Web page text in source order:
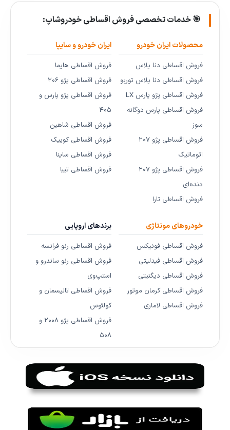
🎯 خدمات تخصصی فروش اقساطی خودروشاپ:
محصولات ایران خودرو
فروش اقساطی دنا پلاس
فروش اقساطی دنا پلاس توربو
فروش اقساطی پژو پارس LX
فروش اقساطی پارس دوگانه
سوز
فروش اقساطی پژو ۲۰۷
اتوماتیک
فروش اقساطی پژو ۲۰۷
دنده‌ای
فروش اقساطی تارا
ایران خودرو و سایپا
فروش اقساطی هایما
فروش اقساطی پژو ۲۰۶
فروش اقساطی پژو پارس و
۴۰۵
فروش اقساطی شاهین
فروش اقساطی کوییک
فروش اقساطی ساینا
فروش اقساطی تیبا
خودروهای مونتاژی
فروش اقساطی فونیکس
فروش اقساطی فیدلیتی
فروش اقساطی دیگنیتی
فروش اقساطی کرمان موتور
فروش اقساطی لاماری
برندهای اروپایی
فروش اقساطی رنو فرانسه
فروش اقساطی رنو ساندرو و
استپ‌وی
فروش اقساطی تالیسمان و
کولئوس
فروش اقساطی پژو ۲۰۰۸ و
۵۰۸